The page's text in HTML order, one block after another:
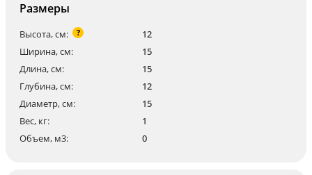
Размеры
Высота, см: ?
12
Ширина, см:
15
Длина, см:
15
Глубина, см:
12
Диаметр, см:
15
Вес, кг:
1
Объем, м3:
0